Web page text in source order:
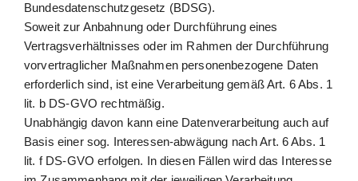
Bundesdatenschutzgesetz (BDSG).
Soweit zur Anbahnung oder Durchführung eines
Vertragsverhältnisses oder im Rahmen der Durchführung
vorvertraglicher Maßnahmen personenbezogene Daten
erforderlich sind, ist eine Verarbeitung gemäß Art. 6 Abs. 1
lit. b DS-GVO rechtmäßig.
Unabhängig davon kann eine Datenverarbeitung auch auf
Basis einer sog. Interessen-abwägung nach Art. 6 Abs. 1
lit. f DS-GVO erfolgen. In diesen Fällen wird das Interesse